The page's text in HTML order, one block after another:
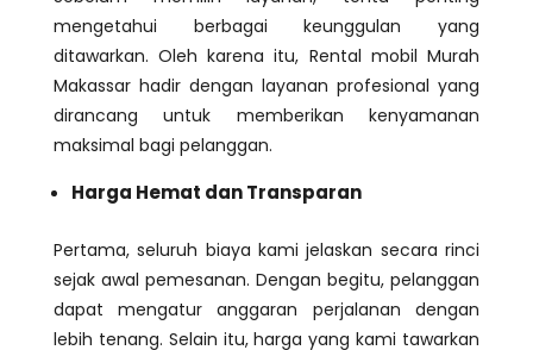
mengetahui berbagai keunggulan yang
ditawarkan. Oleh karena itu, Rental mobil Murah
Makassar hadir dengan layanan profesional yang
dirancang untuk memberikan kenyamanan
maksimal bagi pelanggan.
Harga Hemat dan Transparan
Pertama, seluruh biaya kami jelaskan secara rinci
sejak awal pemesanan. Dengan begitu, pelanggan
dapat mengatur anggaran perjalanan dengan
lebih tenang. Selain itu, harga yang kami tawarkan